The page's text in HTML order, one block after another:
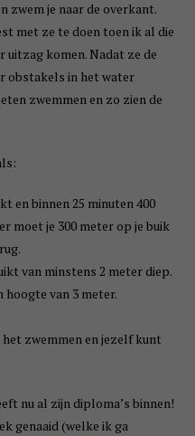
zwem je naar de overkant.
met ze te doen toen ik al die
komen. Nadat ze de
obstakels in het water
zwemmen en zo zien de
en binnen 25 minuten 400
moet je 300 meter op je buik
van minstens 2 meter diep.
van 3 meter.
zwemmen en jezelf kunt
nu al zijn diploma’s binnen!
genaaid (welke ik ga